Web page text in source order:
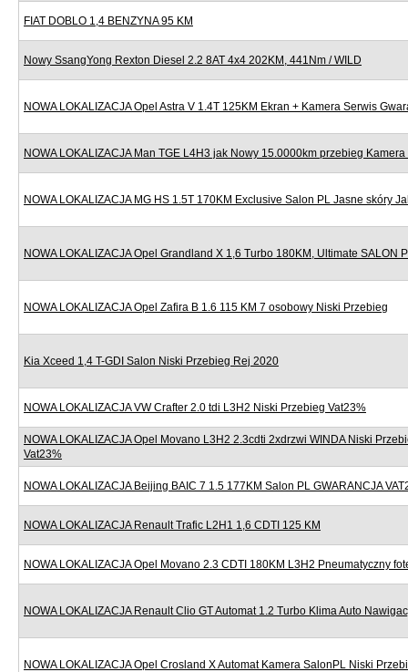
FIAT DOBLO 1,4 BENZYNA 95 KM
Nowy SsangYong Rexton Diesel 2.2 8AT 4x4 202KM, 441Nm / WILD
NOWA LOKALIZACJA Opel Astra V 1.4T 125KM Ekran + Kamera Serwis
NOWA LOKALIZACJA Man TGE L4H3 jak Nowy 15.0000km przebieg Kamera
NOWA LOKALIZACJA MG HS 1.5T 170KM Exclusive Salon PL Jasne skóry
NOWA LOKALIZACJA Opel Grandland X 1,6 Turbo 180KM, Ultimate SALON
NOWA LOKALIZACJA Opel Zafira B 1.6 115 KM 7 osobowy Niski Przebieg
Kia Xceed 1,4 T-GDI Salon Niski Przebieg Rej 2020
NOWA LOKALIZACJA VW Crafter 2.0 tdi L3H2 Niski Przebieg Vat23%
NOWA LOKALIZACJA Opel Movano L3H2 2.3cdti 2xdrzwi WINDA Niski
Vat23%
NOWA LOKALIZACJA Beijing BAIC 7 1.5 177KM Salon PL GWARANCJA
NOWA LOKALIZACJA Renault Trafic L2H1 1,6 CDTI 125 KM
NOWA LOKALIZACJA Opel Movano 2.3 CDTI 180KM L3H2 Pneumatyczny
NOWA LOKALIZACJA Renault Clio GT Automat 1.2 Turbo Klima Auto
NOWA LOKALIZACJA Opel Crosland X Automat Kamera SalonPL Niski